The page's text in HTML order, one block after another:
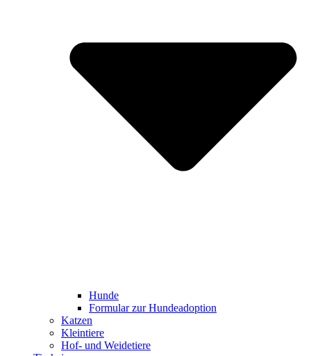
Hunde
Formular zur Hundeadoption
Katzen
Kleintiere
Hof- und Weidetiere